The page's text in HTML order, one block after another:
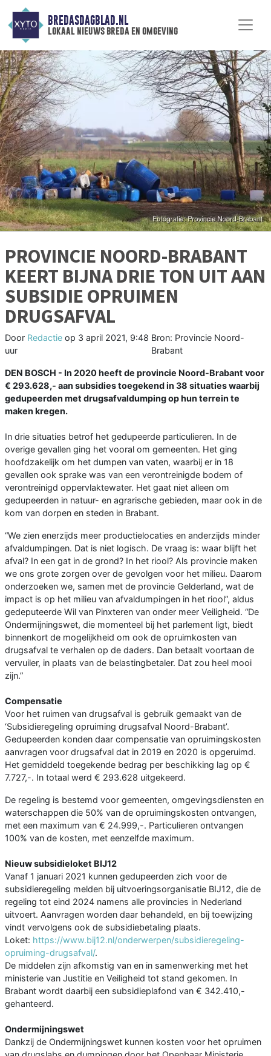
BREDASDAGBLAD.NL
lokaal nieuws breda en omgeving
PROVINCIE NOORD-BRABANT
KEERT BIJNA DRIE TON UIT AAN
SUBSIDIE OPRUIMEN
DRUGSAFVAL
Door Redactie op 3 april 2021, 9:48
uur
Bron: Provincie Noord-
Brabant
DEN BOSCH - In 2020 heeft de provincie Noord-Brabant voor
€ 293.628,- aan subsidies toegekend in 38 situaties waarbij
gedupeerden met drugsafvaldumping op hun terrein te
maken kregen.
In drie situaties betrof het gedupeerde particulieren. In de
overige gevallen ging het vooral om gemeenten. Het ging
hoofdzakelijk om het dumpen van vaten, waarbij er in 18
gevallen ook sprake was van een verontreinigde bodem of
verontreinigd oppervlaktewater. Het gaat niet alleen om
gedupeerden in natuur- en agrarische gebieden, maar ook in de
kom van dorpen en steden in Brabant.
“We zien enerzijds meer productielocaties en anderzijds minder
afvaldumpingen. Dat is niet logisch. De vraag is: waar blijft het
afval? In een gat in de grond? In het riool? Als provincie maken
we ons grote zorgen over de gevolgen voor het milieu. Daarom
onderzoeken we, samen met de provincie Gelderland, wat de
impact is op het milieu van afvaldumpingen in het riool”, aldus
gedeputeerde Wil van Pinxteren van onder meer Veiligheid. “De
Ondermijningswet, die momenteel bij het parlement ligt, biedt
binnenkort de mogelijkheid om ook de opruimkosten van
drugsafval te verhalen op de daders. Dan betaalt voortaan de
vervuiler, in plaats van de belastingbetaler. Dat zou heel mooi
zijn.”
Compensatie
Voor het ruimen van drugsafval is gebruik gemaakt van de
‘Subsidieregeling opruiming drugsafval Noord-Brabant’.
Gedupeerden konden daar compensatie van opruimingskosten
aanvragen voor drugsafval dat in 2019 en 2020 is opgeruimd.
Het gemiddeld toegekende bedrag per beschikking lag op €
7.727,-. In totaal werd € 293.628 uitgekeerd.
De regeling is bestemd voor gemeenten, omgevingsdiensten en
waterschappen die 50% van de opruimingskosten ontvangen,
met een maximum van € 24.999,-. Particulieren ontvangen
100% van de kosten, met eenzelfde maximum.
Nieuw subsidieloket BIJ12
Vanaf 1 januari 2021 kunnen gedupeerden zich voor de
subsidieregeling melden bij uitvoeringsorganisatie BIJ12, die de
regeling tot eind 2024 namens alle provincies in Nederland
uitvoert. Aanvragen worden daar behandeld, en bij toewijzing
vindt vervolgens ook de subsidiebetaling plaats.
Loket: https://www.bij12.nl/onderwerpen/subsidieregeling-
opruiming-drugsafval/.
De middelen zijn afkomstig van en in samenwerking met het
ministerie van Justitie en Veiligheid tot stand gekomen. In
Brabant wordt daarbij een subsidieplafond van € 342.410,-
gehanteerd.
Ondermijningswet
Dankzij de Ondermijningswet kunnen kosten voor het opruimen